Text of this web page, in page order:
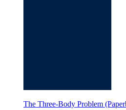
The Three-Body Problem